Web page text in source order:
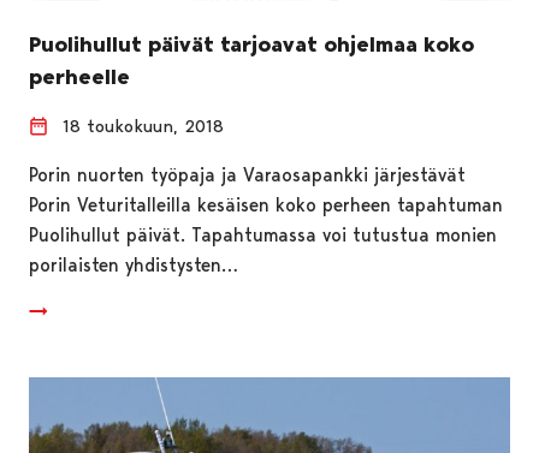
Puolihullut päivät tarjoavat ohjelmaa koko
perheelle
18 toukokuun, 2018
Porin nuorten työpaja ja Varaosapankki järjestävät
Porin Veturitalleilla kesäisen koko perheen tapahtuman
Puolihullut päivät. Tapahtumassa voi tutustua monien
porilaisten yhdistysten…